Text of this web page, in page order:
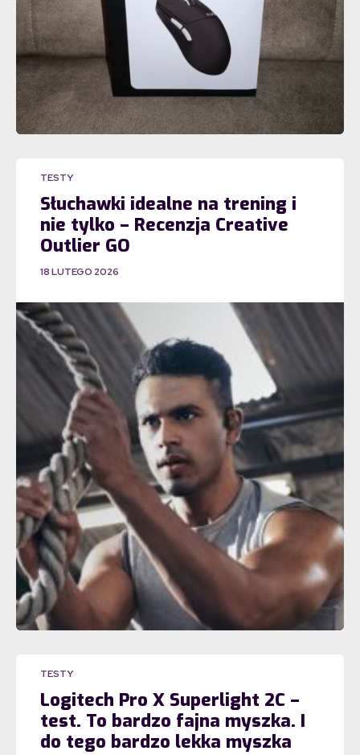
TESTY
Słuchawki idealne na trening i
nie tylko – Recenzja Creative
Outlier GO
18 LUTEGO 2026
TESTY
Logitech Pro X Superlight 2C –
test. To bardzo fajna myszka. I
do tego bardzo lekka myszka